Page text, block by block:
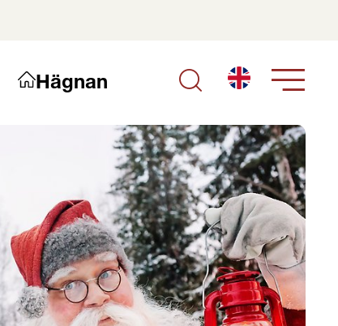
Hägnan English